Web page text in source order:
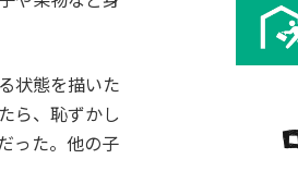
状態を描いた
ら、恥ずかし
った。他の子